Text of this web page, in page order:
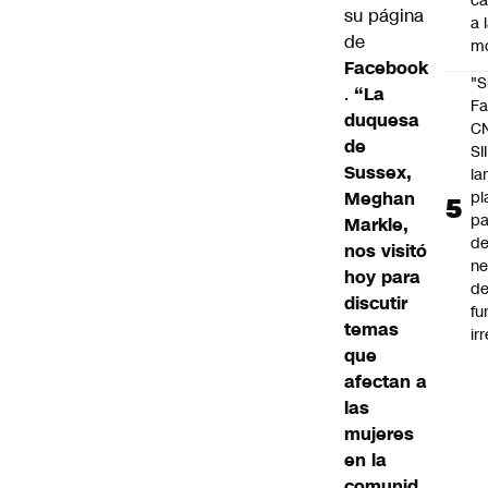
su página
de
Facebook
. “La
duquesa
de
Sussex,
Meghan
Markle,
nos visitó
hoy para
discutir
temas
que
afectan a
las
mujeres
en la
a
SII
de